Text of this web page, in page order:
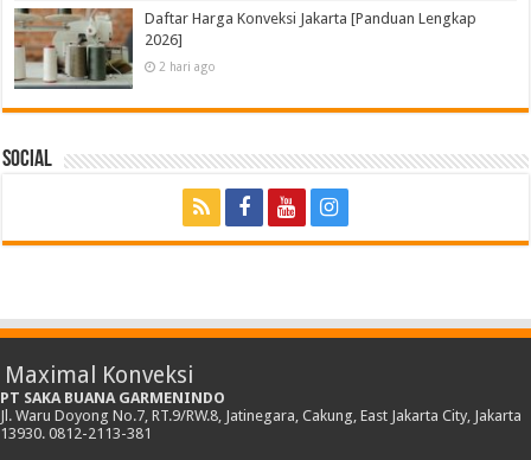
Daftar Harga Konveksi Jakarta [Panduan Lengkap
2026]
2 hari ago
Social
Maximal Konveksi
PT SAKA BUANA GARMENINDO
Jl. Waru Doyong No.7, RT.9/RW.8, Jatinegara, Cakung, East Jakarta City, Jakarta
13930. 0812-2113-381